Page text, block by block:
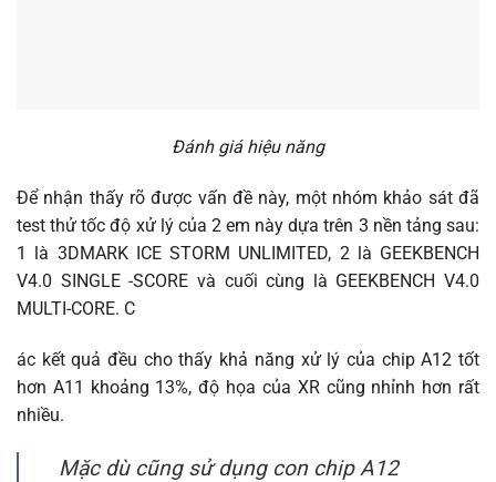
Đánh giá hiệu năng
Để nhận thấy rõ được vấn đề này, một nhóm khảo sát đã
test thử tốc độ xử lý của 2 em này dựa trên 3 nền tảng sau:
1 là 3DMARK ICE STORM UNLIMITED, 2 là GEEKBENCH
V4.0 SINGLE -SCORE và cuối cùng là GEEKBENCH V4.0
MULTI-CORE. C
ác kết quả đều cho thấy khả năng xử lý của chip A12 tốt
hơn A11 khoảng 13%, độ họa của XR cũng nhỉnh hơn rất
nhiều.
Mặc dù cũng sử dụng con chip A12